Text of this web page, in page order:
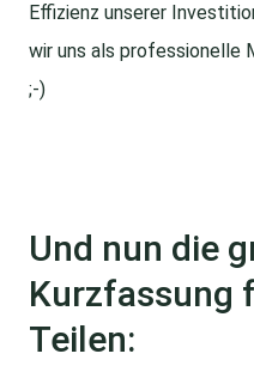
Effizienz unserer
wir uns als professionelle
;-)
Und nun die
Kurzfassung
Teilen: